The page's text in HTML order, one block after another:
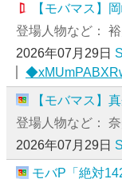
【モバマス】
登場人物など：
2026年07月29日
【モバマス】
登場人物など：
2026年07月29日
モバP「絶対